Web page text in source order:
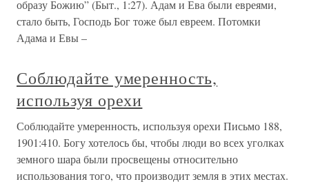
образу Божию” (Быт., 1:27). Адам и Ева были евреями,
стало быть, Господь Бог тоже был евреем. Потомки
Адама и Евы –
Соблюдайте умеренность,
используя орехи
Соблюдайте умеренность, используя орехи Письмо 188,
1901:410. Богу хотелось бы, чтобы люди во всех уголках
земного шара были просвещены относительно
использования того, что производит земля в этих местах.